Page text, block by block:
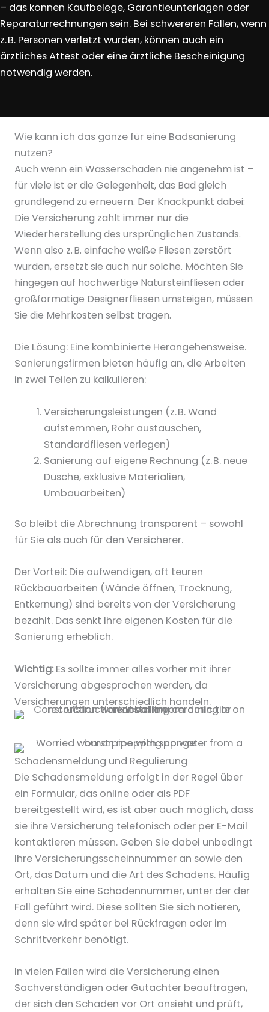
– das können Kaufbelege, Garantieunterlagen oder
Reparaturrechnungen sein. Bei schwereren Fällen, wenn
z. B. Personen verletzt wurden, können auch ein
ärztliches Attest oder eine ärztliche Bescheinigung
notwendig werden.
Wie kann ich das ganze für eine Badsanierung
nutzen?
Auch wenn ein Wasserschaden nie angenehm ist –
für viele ist er die Gelegenheit, das Bad gleich
grundlegend zu erneuern. Der Knackpunkt dabei:
Die Versicherung zahlt immer nur die
Wiederherstellung des ursprünglichen Zustands.
Wenn also z. B. einfache weiße Fliesen zerstört
wurden, ersetzt sie auch nur solche. Möchten Sie
hingegen auf hochwertige Natursteinfliesen oder
großformatige Designerfliesen umsteigen, müssen
Sie die Mehrkosten selbst tragen.
Die Lösung: Eine kombinierte Herangehensweise.
Sanierungsfirmen bieten häufig an, die Arbeiten
in zwei Teilen zu kalkulieren:
Versicherungsleistungen (z. B. Wand
aufstemmen, Rohr austauschen,
Standardfliesen verlegen)
Sanierung auf eigene Rechnung (z. B. neue
Dusche, exklusive Materialien,
Umbauarbeiten)
So bleibt die Abrechnung transparent – sowohl
für Sie als auch für den Versicherer.
Der Vorteil: Die aufwendigen, oft teuren
Rückbauarbeiten (Wände öffnen, Trocknung,
Entkernung) sind bereits von der Versicherung
bezahlt. Das senkt Ihre eigenen Kosten für die
Sanierung erheblich.
Wichtig: Es sollte immer alles vorher mit ihrer
Versicherung abgesprochen werden, da
Versicherungen unterschiedlich handeln.
Schadensmeldung und Regulierung
Die Schadensmeldung erfolgt in der Regel über
ein Formular, das online oder als PDF
bereitgestellt wird, es ist aber auch möglich, dass
sie ihre Versicherung telefonisch oder per E-Mail
kontaktieren müssen. Geben Sie dabei unbedingt
Ihre Versicherungsscheinnummer an sowie den
Ort, das Datum und die Art des Schadens. Häufig
erhalten Sie eine Schadennummer, unter der der
Fall geführt wird. Diese sollten Sie sich notieren,
denn sie wird später bei Rückfragen oder im
Schriftverkehr benötigt.
In vielen Fällen wird die Versicherung einen
Sachverständigen oder Gutachter beauftragen,
der sich den Schaden vor Ort ansieht und prüft,